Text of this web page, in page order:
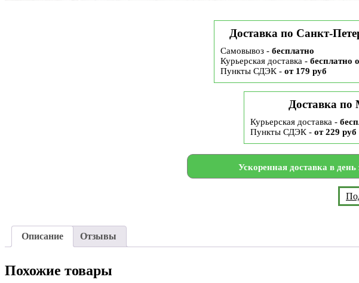
Доставка по Санкт-
Самовывоз - бесплатно
Курьерская доставка - бесплатно
Пункты СДЭК - от 179 руб
Доставка по
Курьерская доставка -
Пункты СДЭК - от 229 руб
Ускоренная доставка в
Описание Отзывы
Похожие товары